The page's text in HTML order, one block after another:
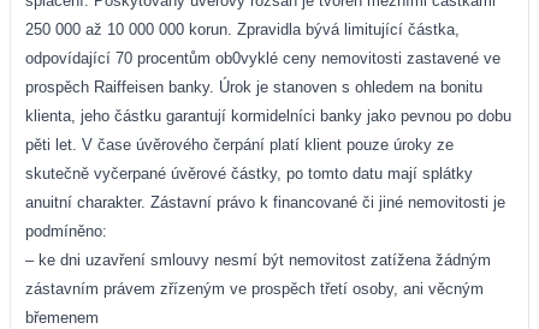
250 000 až 10 000 000 korun. Zpravidla bývá limitující částka,
odpovídající 70 procentům ob0vyklé ceny nemovitosti zastavené ve
prospěch Raiffeisen banky. Úrok je stanoven s ohledem na bonitu
klienta, jeho částku garantují kormidelníci banky jako pevnou po dobu
pěti let. V čase úvěrového čerpání platí klient pouze úroky ze
skutečně vyčerpané úvěrové částky, po tomto datu mají splátky
anuitní charakter. Zástavní právo k financované či jiné nemovitosti je
podmíněno:
– ke dni uzavření smlouvy nesmí být nemovitost zatížena žádným
zástavním právem zřízeným ve prospěch třetí osoby, ani věcným
břemenem